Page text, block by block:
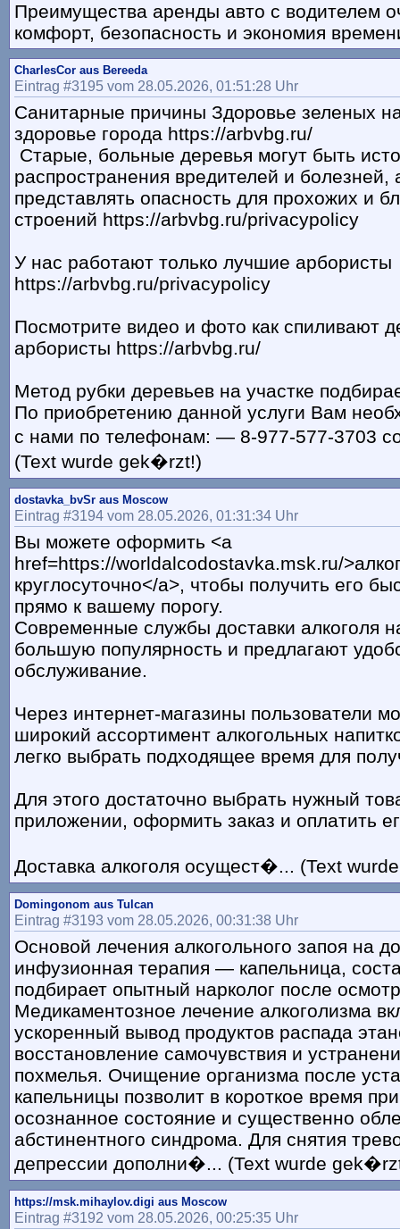
Преимущества аренды авто с водителем
комфорт, безопасность и экономия
CharlesCor aus Bereeda
Eintrag #3195 vom 28.05.2026, 01:51:28 Uhr
Санитарные причины Здоровье зеленых
здоровье города https://arbvbg.ru/
Старые, больные деревья могут быть
распространения вредителей и болезней,
представлять опасность для прохожих и
строений https://arbvbg.ru/privacypolicy
У нас работают только лучшие арбористы
https://arbvbg.ru/privacypolicy
Посмотрите видео и фото как спиливают
арбористы https://arbvbg.ru/
Метод рубки деревьев на участке
По приобретению данной услуги Вам
с нами по телефонам: — 8-977-577-3703
(Text wurde gek�rzt!)
dostavka_bvSr aus Moscow
Eintrag #3194 vom 28.05.2026, 01:31:34 Uhr
Вы можете оформить <a
href=https://worldalcodostavka.msk.ru/
круглосуточно</a>, чтобы получить его
прямо к вашему порогу.
Современные службы доставки алкоголя
большую популярность и предлагают
обслуживание.
Через интернет-магазины пользователи
широкий ассортимент алкогольных
легко выбрать подходящее время для
Для этого достаточно выбрать нужный
приложении, оформить заказ и оплатить
Доставка алкоголя осущест�... (Text
Domingonom aus Tulcan
Eintrag #3193 vom 28.05.2026, 00:31:38 Uhr
Основой лечения алкогольного запоя на
инфузионная терапия — капельница,
подбирает опытный нарколог после
Медикаментозное лечение алкоголизма
ускоренный вывод продуктов распада
восстановление самочувствия и
похмелья. Очищение организма после
капельницы позволит в короткое время
осознанное состояние и существенно
абстинентного синдрома. Для снятия
депрессии дополни�... (Text wurde
https://msk.mihaylov.digi aus Moscow
Eintrag #3192 vom 28.05.2026, 00:25:35 Uhr